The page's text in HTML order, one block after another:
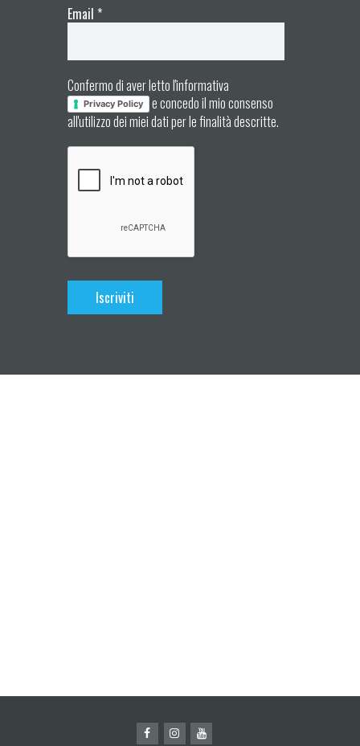
Email *
Confermo di aver letto l'informativa
Privacy Policy
e concedo il mio consenso
all'utilizzo dei miei dati per le finalità descritte.